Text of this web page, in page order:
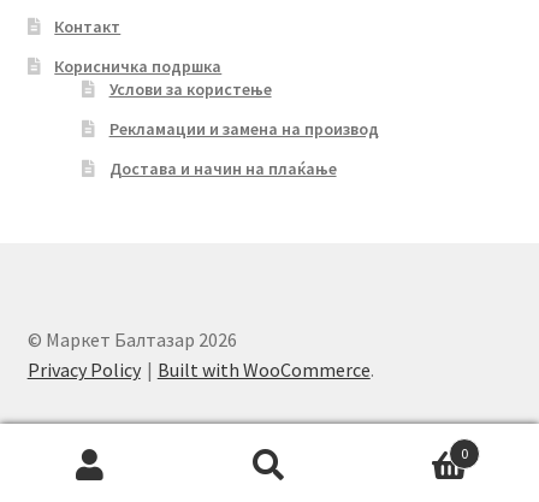
Контакт
Корисничка подршка
Услови за користење
Рекламации и замена на производ
Достава и начин на плаќање
© Маркет Балтазар 2026
Privacy Policy
Built with WooCommerce.
0